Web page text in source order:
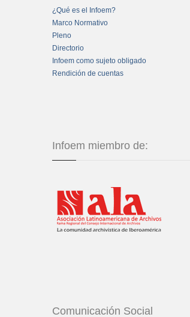
¿Qué es el Infoem?
Marco Normativo
Pleno
Directorio
Infoem como sujeto obligado
Rendición de cuentas
Infoem miembro de:
Comunicación Social